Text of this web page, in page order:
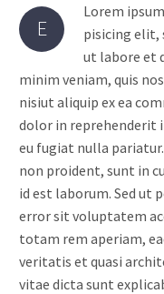
E
Lorem
pisicing elit,
ut labore et
minim veniam, quis
nisiut aliquip ex ea
dolor in reprehenderit
eu fugiat nulla
non proident, sunt in
id est laborum. Sed ut
error sit voluptatem
totam rem aperiam,
veritatis et quasi
vitae dicta sunt